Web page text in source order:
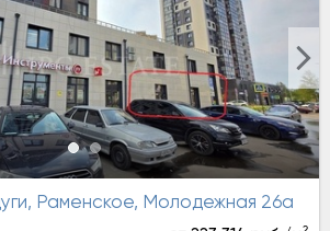
Раменское, Молодежная 26а